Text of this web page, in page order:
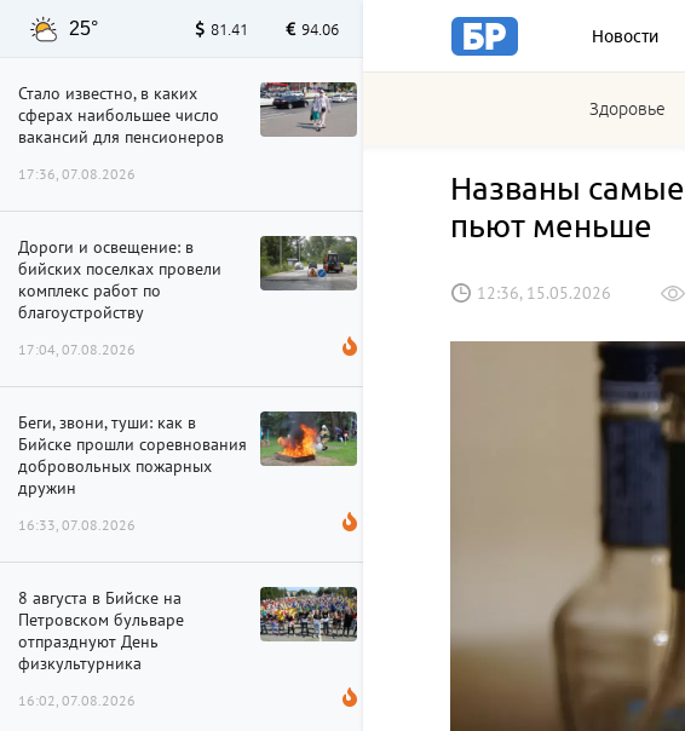
Новости
Здоровье
25° 81.41 94.06
Стало известно, в каких
сферах наибольшее число
вакансий для пенсионеров
17:36, 07.08.2026
Дороги и освещение: в
бийских поселках провели
комплекс работ по
благоустройству
17:04, 07.08.2026
Беги, звони, туши: как в
Бийске прошли соревнования
добровольных пожарных
дружин
16:33, 07.08.2026
8 августа в Бийске на
Петровском бульваре
отпразднуют День
физкультурника
16:02, 07.08.2026
Названы
пьют меньше
12:36, 15.05.2026